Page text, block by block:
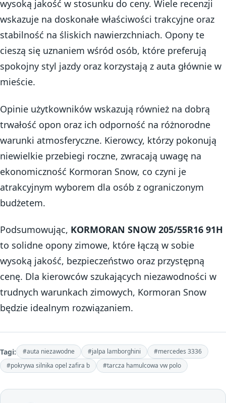
wysoką jakość w stosunku do ceny. Wiele recenzji
wskazuje na doskonałe właściwości trakcyjne oraz
stabilność na śliskich nawierzchniach. Opony te
cieszą się uznaniem wśród osób, które preferują
spokojny styl jazdy oraz korzystają z auta głównie w
mieście.
Opinie użytkowników wskazują również na dobrą
trwałość opon oraz ich odporność na różnorodne
warunki atmosferyczne. Kierowcy, którzy pokonują
niewielkie przebiegi roczne, zwracają uwagę na
ekonomiczność Kormoran Snow, co czyni je
atrakcyjnym wyborem dla osób z ograniczonym
budżetem.
Podsumowując, KORMORAN SNOW 205/55R16 91H
to solidne opony zimowe, które łączą w sobie
wysoką jakość, bezpieczeństwo oraz przystępną
cenę. Dla kierowców szukających niezawodności w
trudnych warunkach zimowych, Kormoran Snow
będzie idealnym rozwiązaniem.
Tagi: #auta niezawodne #jalpa lamborghini
#mercedes 3336
#pokrywa silnika opel zafira b
#tarcza hamulcowa vw polo